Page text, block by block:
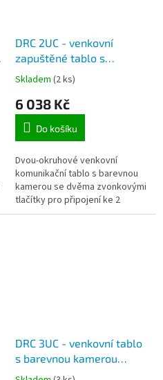
DRC 2UC - venkovní
zapuštěné tablo s
barevnou kamerou, 2
zvonková tlačítka
Skladem (2 ks)
6 038 Kč
Do košíku
Dvou-okruhové venkovní
komunikační tablo s barevnou
kamerou se dvěma zvonkovými
tlačítky pro připojení ke 2
domovním videotelefonům
DRC 3UC - venkovní tablo
s barevnou kamerou
Commax, 3 zvonková